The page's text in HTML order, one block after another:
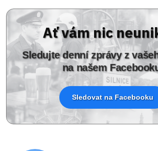
Ať vám nic
Sledujte denní zprávy z
na našem
Sledovat na Facebooku